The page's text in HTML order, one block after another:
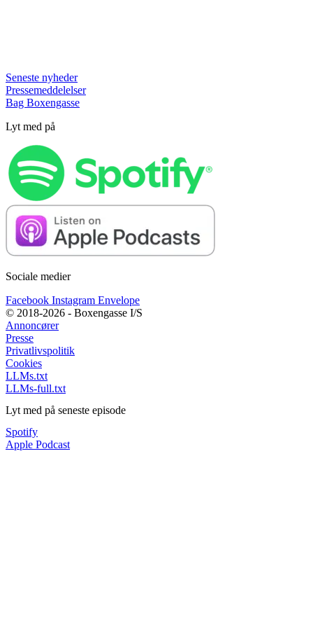
Seneste nyheder
Pressemeddelelser
Bag Boxengasse
Lyt med på
Sociale medier
Facebook Instagram Envelope
© 2018-2026 - Boxengasse I/S
Annoncører
Presse
Privatlivspolitik
Cookies
LLMs.txt
LLMs-full.txt
Lyt med på seneste episode
Spotify
Apple Podcast